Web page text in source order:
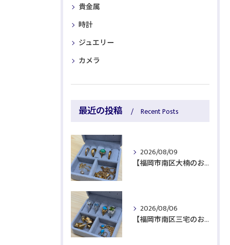
貴金属
時計
ジュエリー
カメラ
最近の投稿 Recent Posts
2026/08/09
【福岡市南区大楠のお客様より貴金属をお買取】
2026/08/06
【福岡市南区三宅のお客様より貴金属をお買取】